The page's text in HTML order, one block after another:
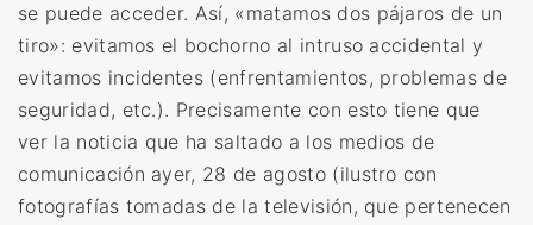
se puede acceder. Así, «matamos dos pájaros de un
tiro»: evitamos el bochorno al intruso accidental y
evitamos incidentes (enfrentamientos, problemas de
seguridad, etc.). Precisamente con esto tiene que
ver la noticia que ha saltado a los medios de
comunicación ayer, 28 de agosto (ilustro con
fotografías tomadas de la televisión, que pertenecen